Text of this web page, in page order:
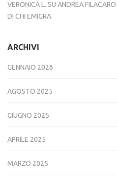
VERONICA L. SU ANDREA
DI CHI EMIGRA.
ARCHIVI
GENNAIO 2026
AGOSTO 2025
GIUGNO 2025
APRILE 2025
MARZO 2025